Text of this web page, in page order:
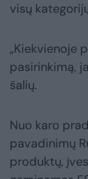
visų
„Kiekvienoje
pasirinkimą,
šalių.
Nuo karo
pavadinimų
produktų,